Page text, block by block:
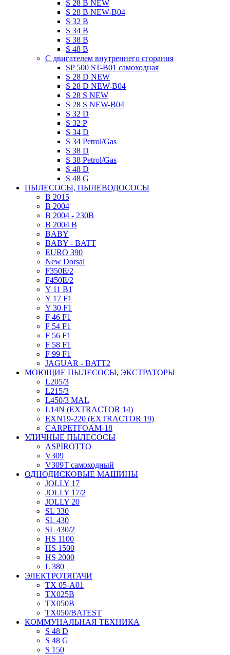
S 28 B NEW
S 28 B NEW-B04
S 32 B
S 34 B
S 38 B
S 48 B
C двигателем внутреннего сгорания
SP 500 ST-B01 самоходная
S 28 D NEW
S 28 D NEW-B04
S 28 S NEW
S 28 S NEW-B04
S 32 D
S 32 P
S 34 D
S 34 Petrol/Gas
S 38 D
S 38 Petrol/Gas
S 48 D
S 48 G
ПЫЛЕСОСЫ, ПЫЛЕВОДОСОСЫ
B 2015
B 2004
B 2004 - 230В
B 2004 B
BABY
BABY - BATT
EURO 390
New Dorsal
F350E/2
F450E/2
Y 11 B1
Y 17 F1
Y 30 F1
F 46 F1
F 54 F1
F 56 F1
F 58 F1
F 99 F1
JAGUAR - BATT2
МОЮЩИЕ ПЫЛЕСОСЫ, ЭКСТРАТОРЫ
L205/3
L215/3
L450/3 MAL
L14N (EXTRACTOR 14)
EXN19-220 (EXTRACTOR 19)
CARPETFOAM-18
УЛИЧНЫЕ ПЫЛЕСОСЫ
ASPIROTTO
V309
V309T самоходный
ОДНОДИСКОВЫЕ МАШИНЫ
JOLLY 17
JOLLY 17/2
JOLLY 20
SL 330
SL 430
SL 430/2
HS 1100
HS 1500
HS 2000
L 380
ЭЛЕКТРОТЯГАЧИ
TX 05-A01
TX025В
TX050В
TX050/BATEST
КОММУНАЛЬНАЯ ТЕХНИКА
S 48 D
S 48 G
S 150